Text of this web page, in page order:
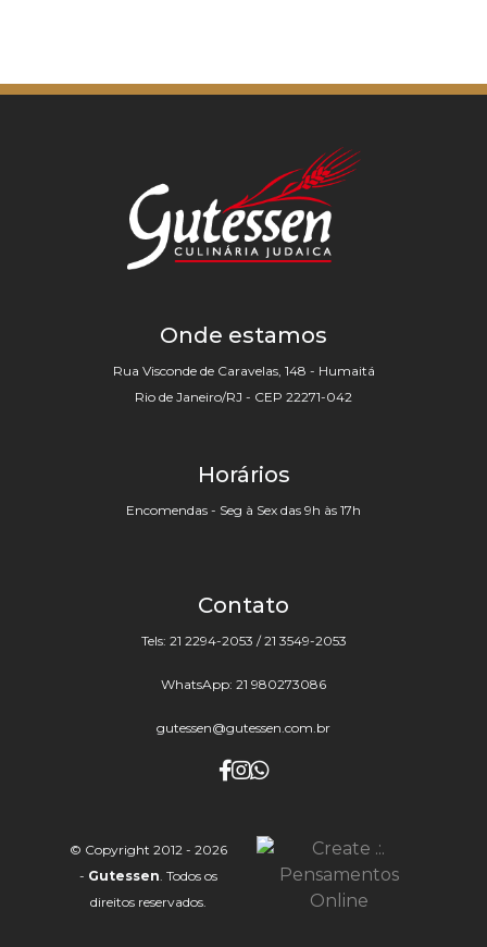
Onde estamos
Rua Visconde de Caravelas, 148 - Humaitá
Rio de Janeiro/RJ - CEP 22271-042
Horários
Encomendas - Seg à Sex das 9h às 17h
Contato
Tels: 21 2294-2053 / 21 3549-2053
WhatsApp: 21 980273086
gutessen@gutessen.com.br
© Copyright 2012 - 2026
- Gutessen. Todos os
direitos reservados.